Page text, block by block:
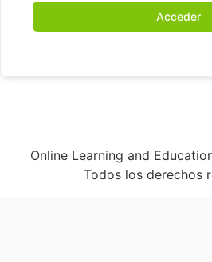
Acceder
Online Learning and
Todos los derechos